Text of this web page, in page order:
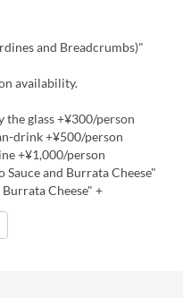
and Breadcrumbs)"
availability.
glass +¥300/person
drink +¥500/person
+¥1,000/person
and Burrata Cheese"
Cheese" +